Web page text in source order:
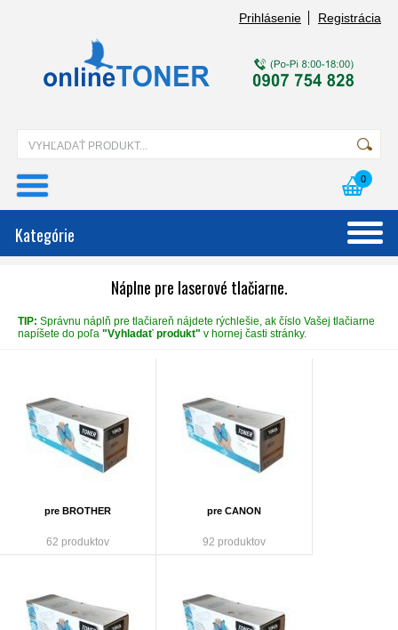
Prihlásenie Registrácia
0
Kategórie
Náplne pre laserové tlačiarne.
TIP: Správnu náplň pre tlačiareň nájdete rýchlešie, ak číslo Vašej tlačiarne
napíšete do poľa "Vyhladať produkt" v hornej časti stránky.
pre BROTHER
62 produktov
pre CANON
92 produktov